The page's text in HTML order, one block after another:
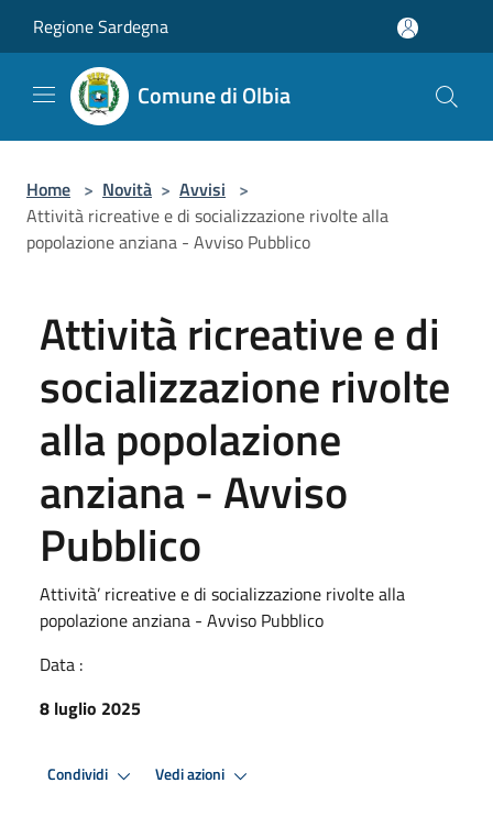
Regione Sardegna
Comune di Olbia
Home > Novità > Avvisi >
Attività ricreative e di socializzazione rivolte alla
popolazione anziana - Avviso Pubblico
Attività ricreative e di
socializzazione rivolte
alla popolazione
anziana - Avviso
Pubblico
Attività’ ricreative e di socializzazione rivolte alla
popolazione anziana - Avviso Pubblico
Data :
8 luglio 2025
Condividi Vedi azioni